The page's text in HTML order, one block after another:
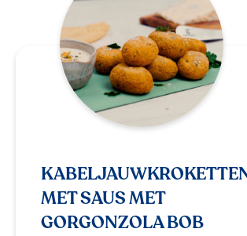
MET SAUS MET
GORGONZOLA BOB